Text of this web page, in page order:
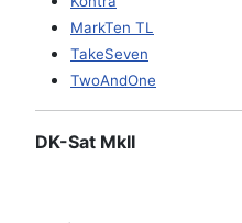
MarkTen TL
TakeSeven
TwoAndOne
DK-Sat MkII